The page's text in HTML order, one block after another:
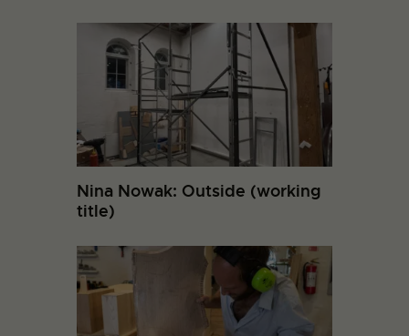
Nina Nowak: Outside (working
title)